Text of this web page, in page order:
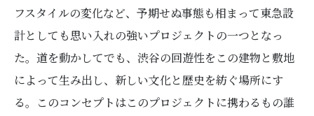
フスタイルの変化など、予期せぬ事態も相まって東急設
計としても思い入れの強いプロジェクトの一つとなっ
た。道を動かしてでも、渋谷の回遊性をこの建物と敷地
によって生み出し、新しい文化と歴史を紡ぐ場所にす
る。このコンセプトはこのプロジェクトに携わるもの誰